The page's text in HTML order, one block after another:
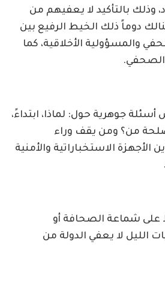
وذلك بالتأكيد لا يعفيهم من
دوماً ذلك الخيط الرفيع بين
والمسؤولية الأخلاقية، كما
الصحفي.
جوهرية حول: لماذا، ابتداءً،
من؟ ومن يقف وراء
الأجهزة الاستخباراتية والأمنية
على شماعة الصحافة أو
الليل لا يعفي الدولة من